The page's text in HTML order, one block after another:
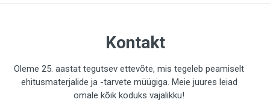
Kontakt
Oleme 25. aastat tegutsev ettevõte, mis tegeleb peamiselt
ehitusmaterjalide ja -tarvete müügiga. Meie juures leiad
omale kõik koduks vajalikku!